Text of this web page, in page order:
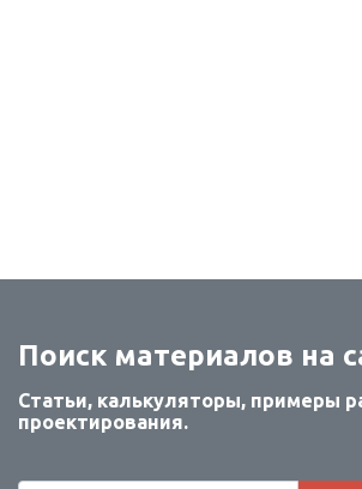
Поиск материалов на
Статьи, калькуляторы, примеры
проектирования.